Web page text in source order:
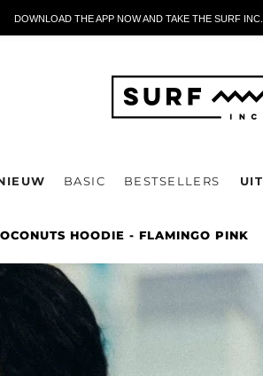
DOWNLOAD THE APP NOW AND TAKE THE SURF
BASIC BESTSELLERS
HOODIE - FLAMINGO PINK